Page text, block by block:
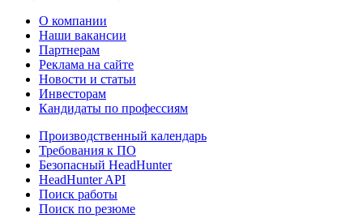
О компании
Наши вакансии
Партнерам
Реклама на сайте
Новости и статьи
Инвесторам
Кандидаты по профессиям
Производственный календарь
Требования к ПО
Безопасный HeadHunter
HeadHunter API
Поиск работы
Поиск по резюме